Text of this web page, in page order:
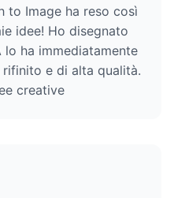
to Image ha reso così
idee! Ho disegnato
lo ha immediatamente
e di alta qualità.
creative